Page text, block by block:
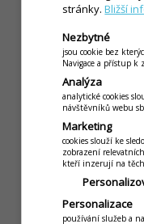
možné doklad
Odeslat na zař.
zařízení.
při prodeji
zařízení. Po
znovu započítá
doklad se
fiskální tiskárně.
důvodu
možné
ve fiskální
aktuálním dnu,
stránky.Bližší
Nezbytné
jsou cookie bez
Navigace a přístup k
Analýza
analytické cookies
návštěvníků webu
Marketing
cookies slouží ke
zobrazení
kteří inzerují na
Personalizace
používání služeb a